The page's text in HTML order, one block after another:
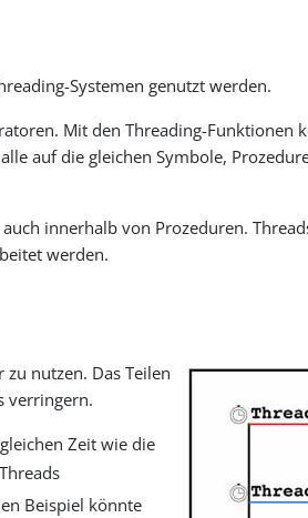
Systemen genutzt werden.
Mit den Threading-Funktionen
auf die gleichen Symbole,
innerhalb von Prozeduren.
werden.
nutzen. Das Teilen
verringern.
Zeit wie die
Beispiel könnte